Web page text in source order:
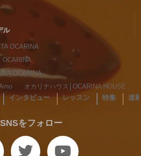
ル
OCARINA
OCARINA
OCARINA
オカリナハウス│OCARINA HOUSE
インタビュー レッスン 特集 連
SNSをフォロー